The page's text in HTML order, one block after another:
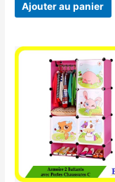
Ajouter au panier